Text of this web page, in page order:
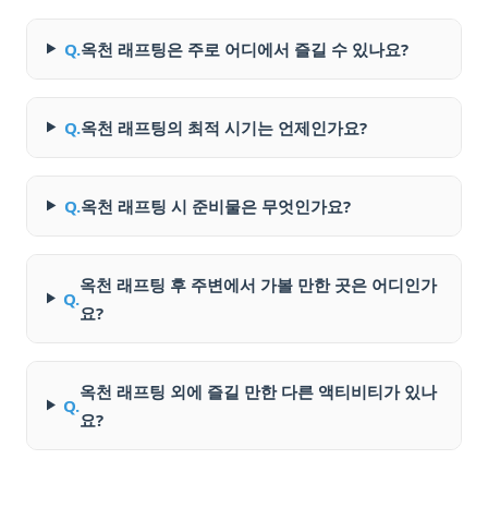
Q.옥천 래프팅은 주로 어디에서 즐길 수 있나요?
Q.옥천 래프팅의 최적 시기는 언제인가요?
Q.옥천 래프팅 시 준비물은 무엇인가요?
Q.
옥천 래프팅 후 주변에서 가볼 만한 곳은 어디인가
요?
Q.
옥천 래프팅 외에 즐길 만한 다른 액티비티가 있나
요?